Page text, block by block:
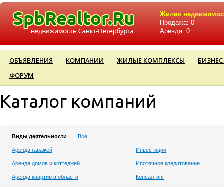
Жилая
Продажа: 0
Аренда: 0
ОБЪЯВЛЕНИЯ КОМПАНИИ ЖИЛЫЕ КОМПЛЕКСЫ
ФОРУМ
Каталог компаний
Виды деятельности Все
Аренда гаражей
Аренда домов и коттеджей
Аренда квартир в области
Инвестиции
Ипотечное кредитование
Консалтинг